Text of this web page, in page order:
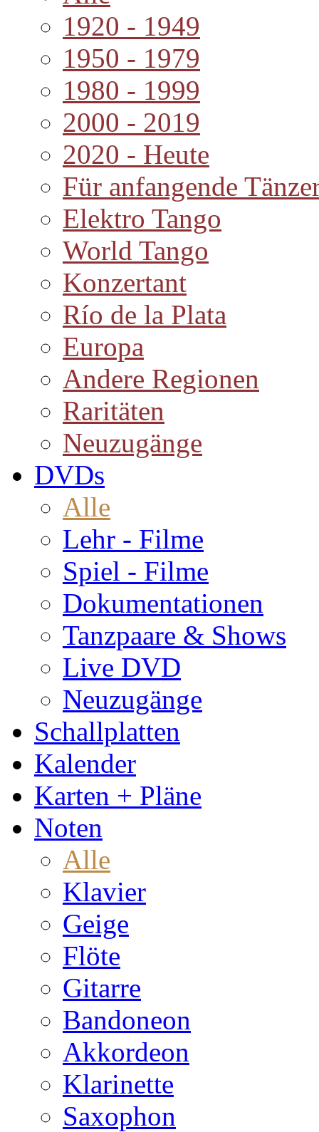
1920 - 1949
1950 - 1979
1980 - 1999
2000 - 2019
2020 - Heute
Für anfangende
Elektro Tango
World Tango
Konzertant
Río de la Plata
Europa
Andere Regionen
Raritäten
Neuzugänge
DVDs
Alle
Lehr - Filme
Spiel - Filme
Dokumentationen
Tanzpaare & Shows
Live DVD
Neuzugänge
Schallplatten
Kalender
Karten + Pläne
Noten
Alle
Klavier
Geige
Flöte
Gitarre
Bandoneon
Akkordeon
Klarinette
Saxophon